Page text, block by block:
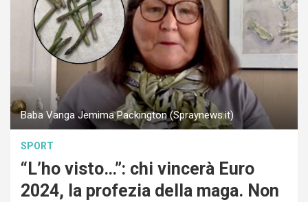
Baba Vanga Jemima Packington (Spraynews.it)
SPORT
“L’ho visto…”: chi vincerà Euro
2024, la profezia della maga. Non